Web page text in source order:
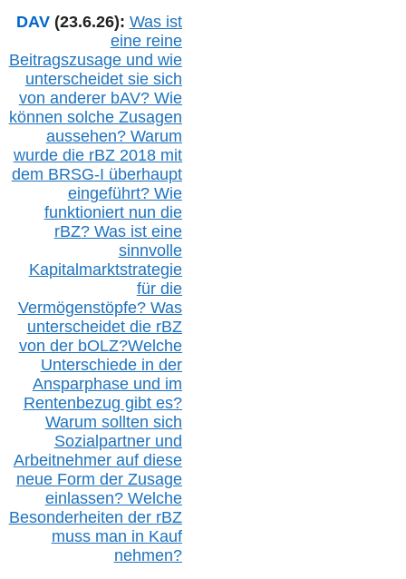
DAV (23.6.26): Was ist
eine reine
Beitragszusage und wie
unterscheidet sie sich
von anderer bAV? Wie
können solche Zusagen
aussehen? Warum
wurde die rBZ2018 mit
dem BRSG-I überhaupt
eingeführt? Wie
funktioniert nun die
rBZ? Was ist eine
sinnvolle
Kapitalmarktstrategie
für die
Vermögenstöpfe? Was
unterscheidet die rBZ
von der bOLZ?Welche
Unterschiede in der
Ansparphase und im
Rentenbezug gibt es?
Warum sollten sich
Sozialpartner und
Arbeitnehmer auf diese
neue Form der Zusage
einlassen? Welche
Besonderheiten der rBZ
muss man in Kauf
nehmen?